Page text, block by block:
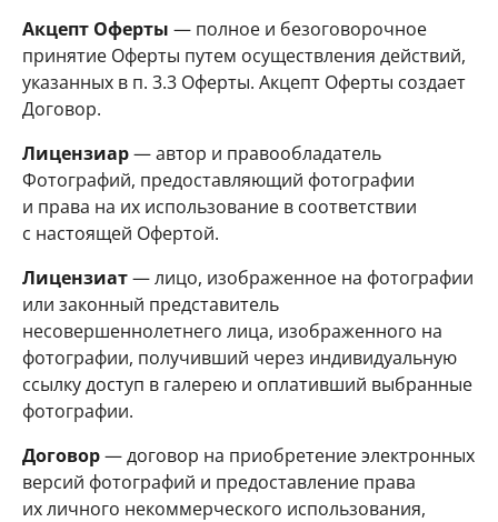
Акцепт Оферты — полное и безоговорочное
принятие Оферты путем осуществления действий,
указанных в п. 3.3 Оферты. Акцепт Оферты создает
Договор.
Лицензиар— автор и правообладатель
Фотографий, предоставляющий фотографии
и права на их использование в соответствии
с настоящей Офертой.
Лицензиат— лицо, изображенное на фотографии
или законный представитель
несовершеннолетнего лица, изображенного на
фотографии, получивший через индивидуальную
ссылку доступ в галерею и оплативший выбранные
фотографии.
Договор— договор на приобретение электронных
версий фотографий и предоставление права
их личного некоммерческого использования,